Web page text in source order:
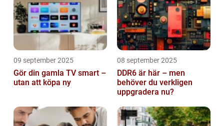
09 september 2025
Gör din gamla TV smart –
utan att köpa ny
08 september 2025
DDR6 är här – men
behöver du verkligen
uppgradera nu?